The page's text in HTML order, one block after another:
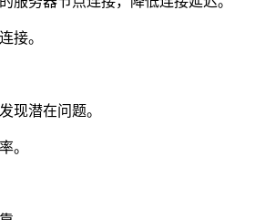
接。
潜在问题。
。